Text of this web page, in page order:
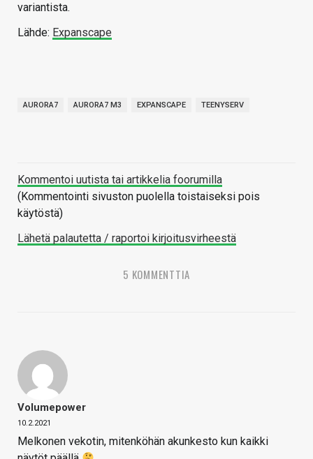
variantista.
Lähde: Expanscape
AURORA7 AURORA7 M3 EXPANSCAPE TEENYSERV
Kommentoi uutista tai artikkelia foorumilla
(Kommentointi sivuston puolella toistaiseksi pois
käytöstä)
Lähetä palautetta / raportoi kirjoitusvirheestä
5 KOMMENTTIA
Volumepower
10.2.2021
Melkonen vekotin, mitenköhän akunkesto kun kaikki